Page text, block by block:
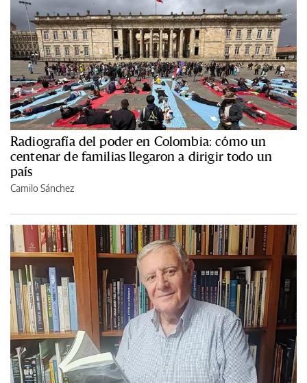
Radiografía del poder en Colombia: cómo un
centenar de familias llegaron a dirigir todo un
país
Camilo Sánchez